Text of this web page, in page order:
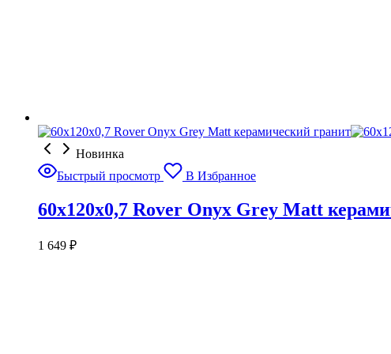
Новинка
Быстрый просмотр
В Избранное
60x120x0,7 Rover Onyx Grey Matt
1 649 ₽